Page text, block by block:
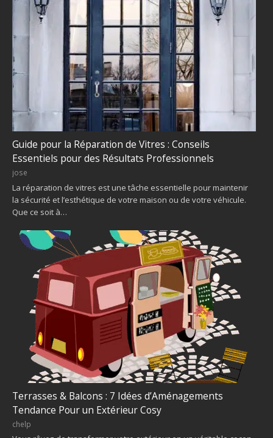
Guide pour la Réparation de Vitres : Conseils
Essentiels pour des Résultats Professionnels
jose
La réparation de vitres est une tâche essentielle pour maintenir
la sécurité et l’esthétique de votre maison ou de votre véhicule.
Que ce soit à…
Terrasses & Balcons : 7 Idées d’Aménagements
Tendance Pour un Extérieur Cosy
chelp